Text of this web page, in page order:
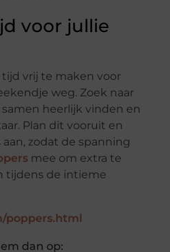
voor jullie
vrij te maken voor
weg. Zoek naar
heerlijk vinden en
Plan dit vooruit en
zodat de spanning
mee om extra te
tijdens de intieme
poppers.html
dan op: